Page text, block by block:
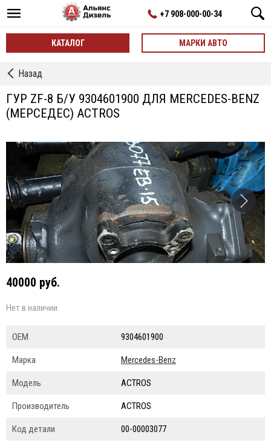
+7 908-000-00-34
КАТАЛОГ МАРКИ АВТО
←Назад
ГУР ZF-8 Б/У 9304601900 ДЛЯ MERCEDES-BENZ
(МЕРСЕДЕС) ACTROS
40000 руб.
Нет в наличии
ОЕМ 9304601900
Марка Mercedes-Benz
Модель ACTROS
Производитель ACTROS
Код детали 00-00003077